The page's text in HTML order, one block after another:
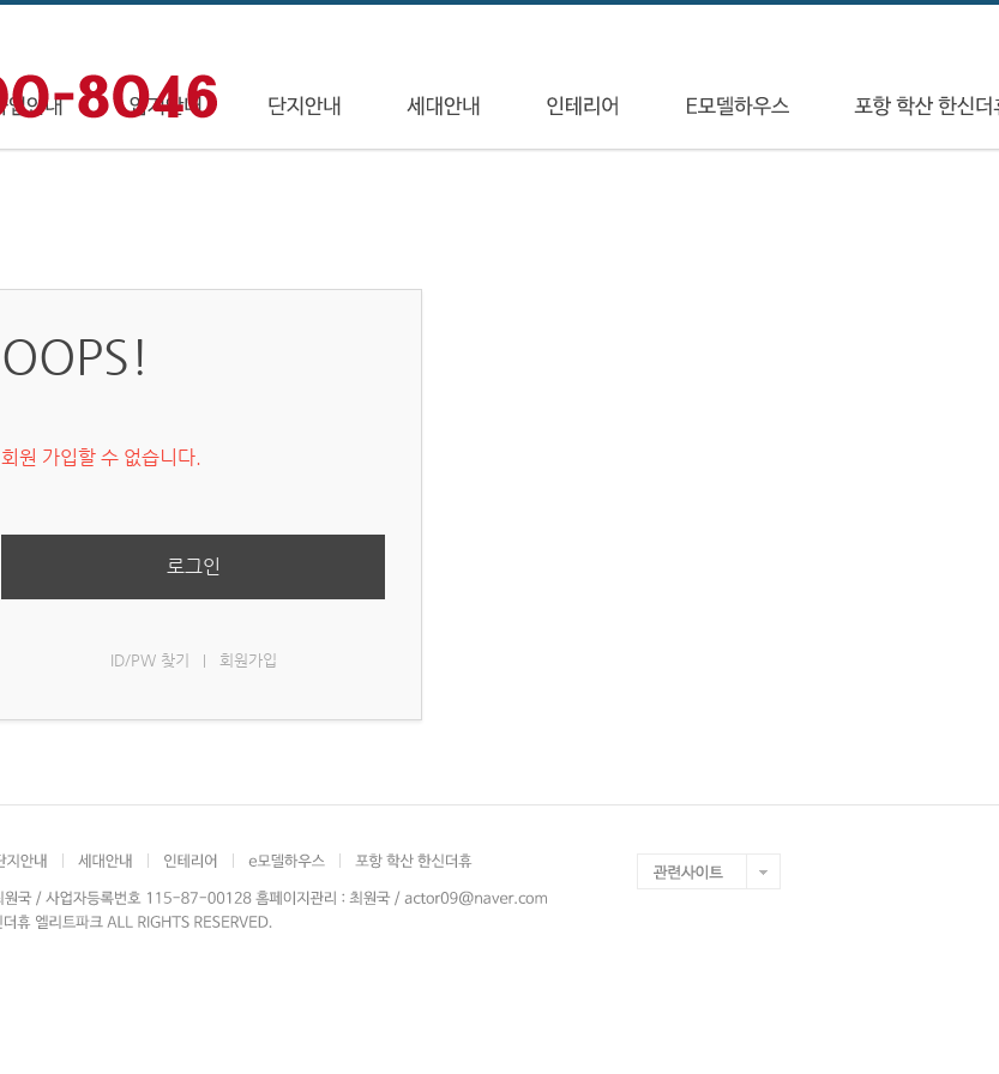
OOPS!
회원 가입할 수 없습니다.
로그인
ID/PW 찾기 회원가입